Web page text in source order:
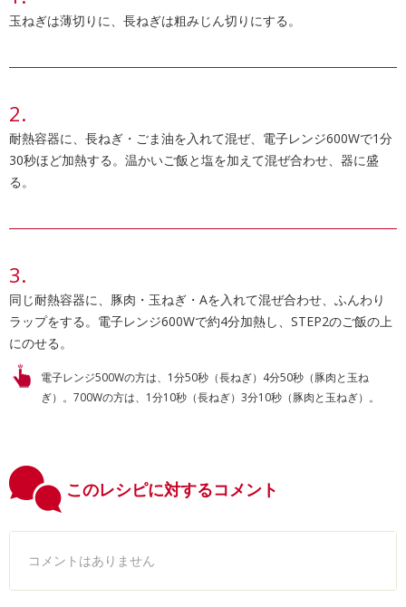
玉ねぎは薄切りに、長ねぎは粗みじん切りにする。
耐熱容器に、長ねぎ・ごま油を入れて混ぜ、電子レンジ600Wで1分
30秒ほど加熱する。温かいご飯と塩を加えて混ぜ合わせ、器に盛
る。
同じ耐熱容器に、豚肉・玉ねぎ・Aを入れて混ぜ合わせ、ふんわり
ラップをする。電子レンジ600Wで約4分加熱し、STEP2のご飯の上
にのせる。
電子レンジ500Wの方は、1分50秒（長ねぎ）4分50秒（豚肉と玉ね
ぎ）。700Wの方は、1分10秒（長ねぎ）3分10秒（豚肉と玉ねぎ）。
このレシピに対するコメント
コメントはありません